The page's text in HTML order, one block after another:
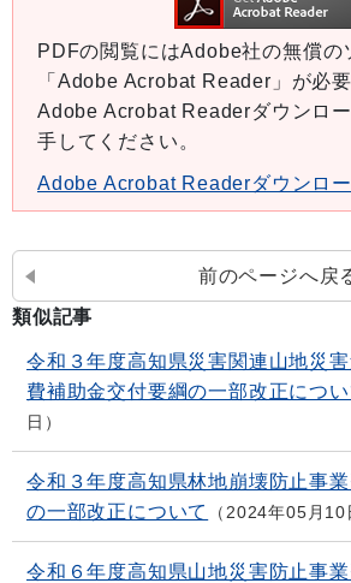
PDFの閲覧にはAdobe社の無償の
「Adobe Acrobat Reader」が必
Adobe Acrobat Readerダウンロ
手してください。
Adobe Acrobat Readerダウンロ
前のページへ戻
類似記事
令和３年度高知県災害関連山地災
費補助金交付要綱の一部改正につい
日
令和３年度高知県林地崩壊防止事
の一部改正について
2024年05月10
令和６年度高知県山地災害防止事